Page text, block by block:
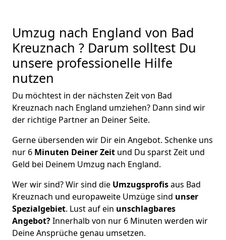
Umzug nach England von Bad
Kreuznach ? Darum solltest Du
unsere professionelle Hilfe
nutzen
Du möchtest in der nächsten Zeit von Bad
Kreuznach nach England umziehen? Dann sind wir
der richtige Partner an Deiner Seite.
Gerne übersenden wir Dir ein Angebot. Schenke uns
nur 6 Minuten Deiner Zeit und Du sparst Zeit und
Geld bei Deinem Umzug nach England.
Wer wir sind? Wir sind die Umzugsprofisaus Bad
Kreuznach und europaweite Umzüge sind unser
Spezialgebiet. Lust auf ein unschlagbares
Angebot?Innerhalb von nur 6 Minuten werden wir
Deine Ansprüche genau umsetzen.